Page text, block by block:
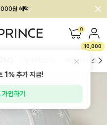
하면 ~60% 할인!
원 혜택 0
10,000
하의/레깅스
1%추가 지급!
입하기